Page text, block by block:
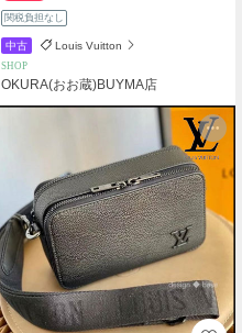
関税負担なし
中古 Louis Vuitton
SHOP
OKURA(おお蔵)BUYMA店